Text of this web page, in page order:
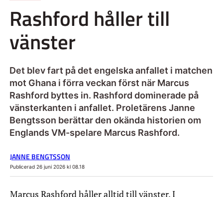
Rashford håller till
vänster
Det blev fart på det engelska anfallet i matchen
mot Ghana i förra veckan först när Marcus
Rashford byttes in. Rashford dominerade på
vänsterkanten i anfallet. Proletärens Janne
Bengtsson berättar den okända historien om
Englands VM-spelare Marcus Rashford.
JANNE BENGTSSON
Publicerad 26 juni 2026 kl 08.18
Marcus Rashford håller alltid till vänster. I